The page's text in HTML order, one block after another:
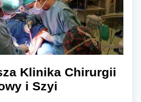
Klinika Chirurgii
i Szyi